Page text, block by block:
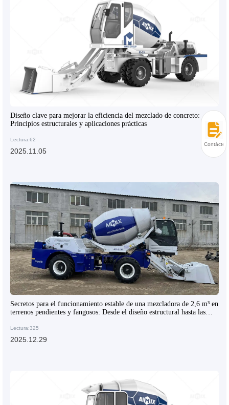
Diseño clave para mejorar la eficiencia del mezclado de concreto:
Principios estructurales y aplicaciones prácticas
Lectura:62
2025.11.05
Secretos para el funcionamiento estable de una mezcladora de 2,6 m³ en
terrenos pendientes y fangosos: Desde el diseño estructural hasta las
Lectura:325
2025.12.29